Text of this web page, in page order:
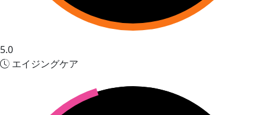
5.0
エイジングケア